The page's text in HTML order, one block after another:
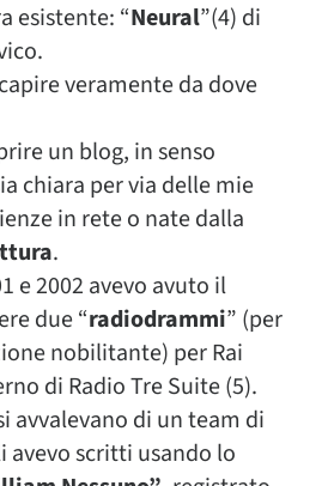
esistente: “Neural”(4) di
veramente da dove
un blog, in senso
chiara per via delle mie
in rete o nate dalla
.
e 2002 avevo avuto il
due “radiodrammi” (per
nobilitante) per Rai
di Radio Tre Suite (5).
avvalevano di un team di
scritti usando lo